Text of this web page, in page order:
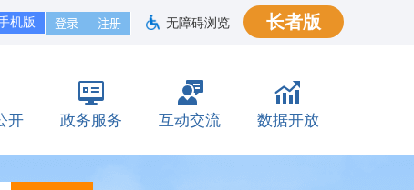
长者版
无障碍浏览
机版
开 政务服务 互动交流 数据开放